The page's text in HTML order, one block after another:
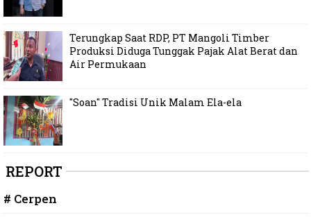
Terungkap Saat RDP, PT Mangoli Timber
Produksi Diduga Tunggak Pajak Alat Berat dan
Air Permukaan
"Soan" Tradisi Unik Malam Ela-ela
REPORT
# Cerpen